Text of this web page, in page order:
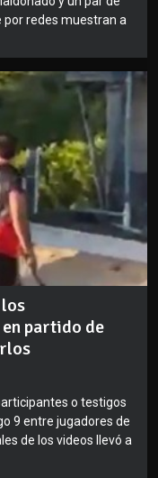
redes muestran a
partido de
o testigos
9 entre jugadores de
de los videos llevó a